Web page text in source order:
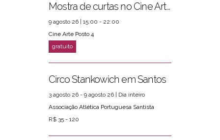
Mostra de curtas no Cine Arte Posto 4
9 agosto 26 | 15:00 - 22:00
Cine Arte Posto 4
Circo Stankowich em Santos
3 agosto 26 - 9 agosto 26 | Dia inteiro
Associação Atlética Portuguesa Santista
R$ 35 - 120